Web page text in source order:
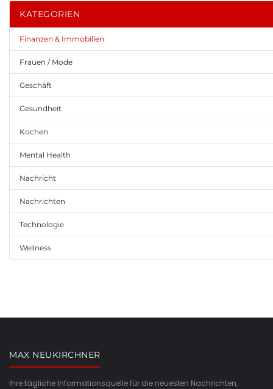
KATEGORIEN
Finanzen & Immobilien
Frauen / Mode
Geschäft
Gesundheit
Kochen
Mental Health
Nachricht
Nachrichten
Technologie
Wellness
MAX NEUKIRCHNER
Ihre tägliche Informationsquelle für die neuesten Nachrichten,